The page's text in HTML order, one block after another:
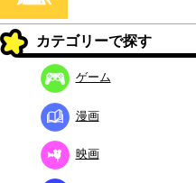
カテゴリーで探す
ゲーム
漫画
映画